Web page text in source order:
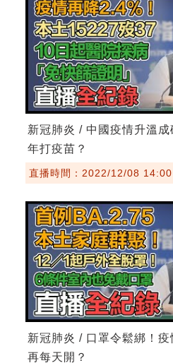
新冠肺炎 / 中國疫情升溫成
年打疫苗？
直播時間：2022/12/08 14:00
新冠肺炎 / 口罩令鬆綁！疫
再每天開？